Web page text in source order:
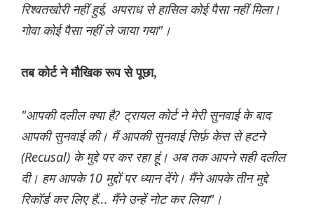
रिश्वतखोरी नहीं हुई, अपराध से हासिल कोई पैसा नहीं मिला।
गोवा कोई पैसा नहीं ले जाया गया"।
तब कोर्ट ने मौखिक रूप से पूछा,
"आपकी दलील क्या है? ट्रायल कोर्ट ने मेरी सुनवाई के बाद
आपकी सुनवाई की। मैं आपकी सुनवाई सिर्फ़ केस से हटने
(Recusal) के मुद्दे पर कर रहा हूं। अब तक आपने सही दलील
दी। हम आपके 10 मुद्दों पर ध्यान देंगे। मैंने आपके तीन मुद्दे
रिकॉर्ड कर लिए हैं... मैंने उन्हें नोट कर लिया"।